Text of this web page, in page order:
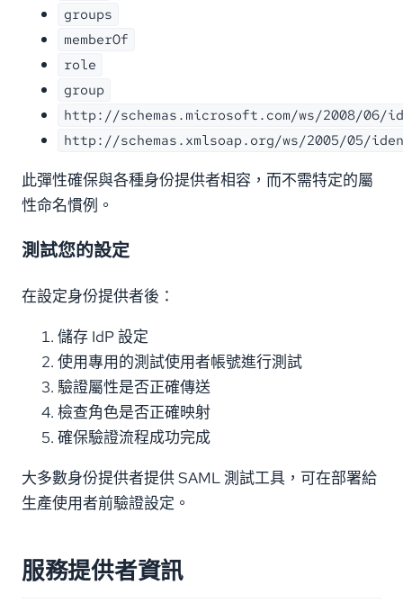
groups
memberOf
role
group
http://schemas.microsoft.com/ws/2008/
http://schemas.xmlsoap.org/ws/2005/05/
此彈性確保與各種身份提供者相容，而不需特定的屬
性命名慣例。
測試您的設定
在設定身份提供者後：
儲存 IdP 設定
使用專用的測試使用者帳號進行測試
驗證屬性是否正確傳送
檢查角色是否正確映射
確保驗證流程成功完成
大多數身份提供者提供 SAML 測試工具，可在部署給
生產使用者前驗證設定。
服務提供者資訊